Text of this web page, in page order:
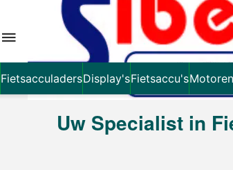
FietsacculadersDisplay'sFietsaccu'sMotoren
Uw Specialist in